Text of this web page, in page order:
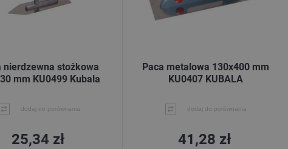
nierdzewna stożkowa
mm KU0499 Kubala
dodaj do porównania
25,34 zł
Paca metalowa 130x400 mm
KU0407 KUBALA
dodaj do porównania
41,28 zł